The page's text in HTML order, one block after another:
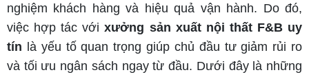
nghiệm khách hàng và hiệu quả vận hành. Do đó,
việc hợp tác vớixưởng sản xuất nội thất F&B uy
tín là yếu tố quan trọng giúp chủ đầu tư giảm rủi ro
và tối ưu ngân sách ngay từ đầu. Dưới đây là những